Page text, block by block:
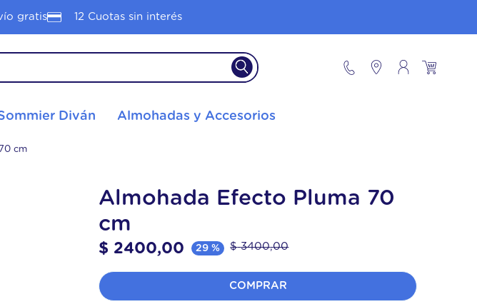
gratis 12 Cuotas sin interés
Diván Almohadas y Accesorios
cm
Almohada Efecto Pluma 70
cm
$ 2400,00 29 % $ 3400,00
COMPRAR